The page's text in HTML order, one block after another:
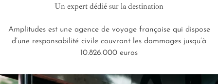
Un expert dédié sur la destination
Amplitudes est une agence de voyage française qui dispose
d’une responsabilité civile couvrant les dommages jusqu’à
10.826.000 euros